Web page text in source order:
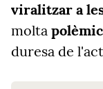
viralitzar a
molta
duresa de